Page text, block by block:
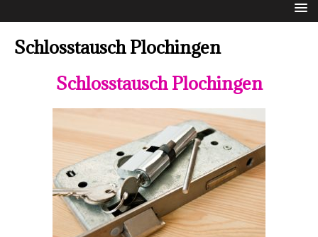
Schlosstausch Plochingen
Schlosstausch Plochingen